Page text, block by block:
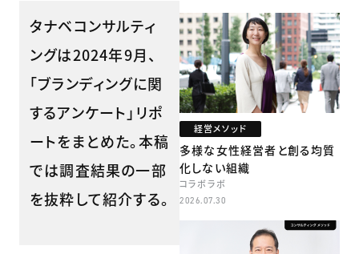
タナベコンサルティ
ングは2024年9月、
「ブランディングに関
するアンケート」リポ
ートをまとめた。本稿
では調査結果の一部
を抜粋して紹介する。
経営メソッド
多様な女性経営者と創る均質
化しない組織
コラボラボ
2026.07.30